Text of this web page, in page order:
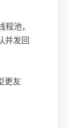
池，
并发回
更友